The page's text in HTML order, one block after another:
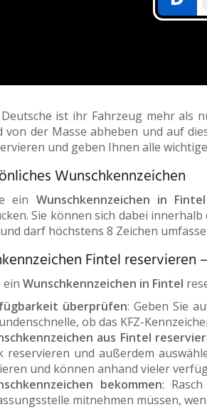
ist ihr Fahrzeug mehr als
von der Masse abheben und auf
und geben Ihnen alle
Wunschkennzeichen
ein Wunschkennzeichen in Fintel
Sie können sich dabei
darf höchstens 8 Zeichen
Fintel reservieren
ein Wunschkennzeichen in Fintel
überprüfen: Geben Sie
ob das KFZ-
aus Fintel
reservieren und außerdem
und können anhand vieler
bekommen:
mitnehmen müssen,